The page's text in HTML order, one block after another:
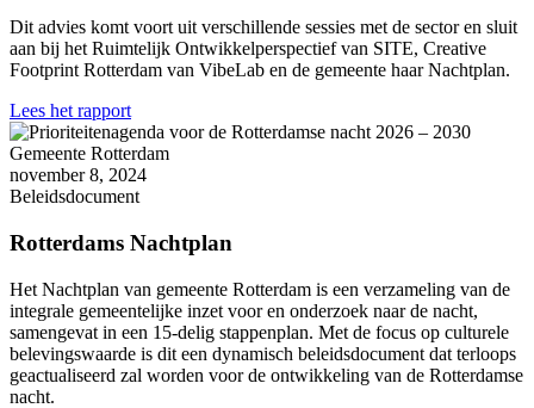
Dit advies komt voort uit verschillende sessies met de sector en sluit
aan bij het Ruimtelijk Ontwikkelperspectief van SITE, Creative
Footprint Rotterdam van VibeLab en de gemeente haar Nachtplan.
Lees het rapport
Gemeente Rotterdam
november 8, 2024
Beleidsdocument
Rotterdams Nachtplan
Het Nachtplan van gemeente Rotterdam is een verzameling van de
integrale gemeentelijke inzet voor en onderzoek naar de nacht,
samengevat in een 15-delig stappenplan. Met de focus op culturele
belevingswaarde is dit een dynamisch beleidsdocument dat terloops
geactualiseerd zal worden voor de ontwikkeling van de Rotterdamse
nacht.